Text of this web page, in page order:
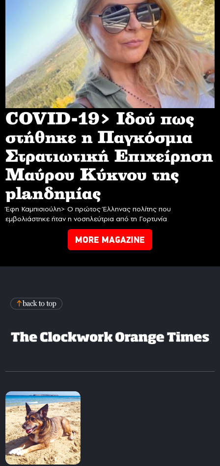
COVID-19> Iδού πως
στήθηκε η Παγκόσμια
Στρατιωτική Επιχείρηση
Mαύρου Κύκνου της
planδημίας
Έφη Καμπισιούλη> Ο πρώτος Έλληνας πολίτης που
εμβολιάστηκε ήταν η νοσηλεύτρια από τη Γορτυνία
MORE MAGAZINE